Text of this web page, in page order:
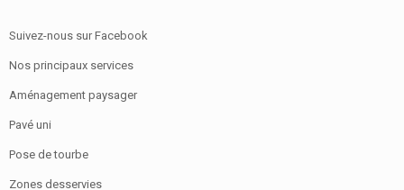
Suivez-nous sur Facebook
Nos principaux services
Aménagement paysager
Pavé uni
Pose de tourbe
Zones desservies